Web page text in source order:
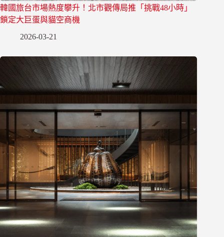
韓國旅台市場熱度攀升！北市觀傳局推「挑戰48小時」
鎖定大巨蛋與貓空商機
2026-03-21